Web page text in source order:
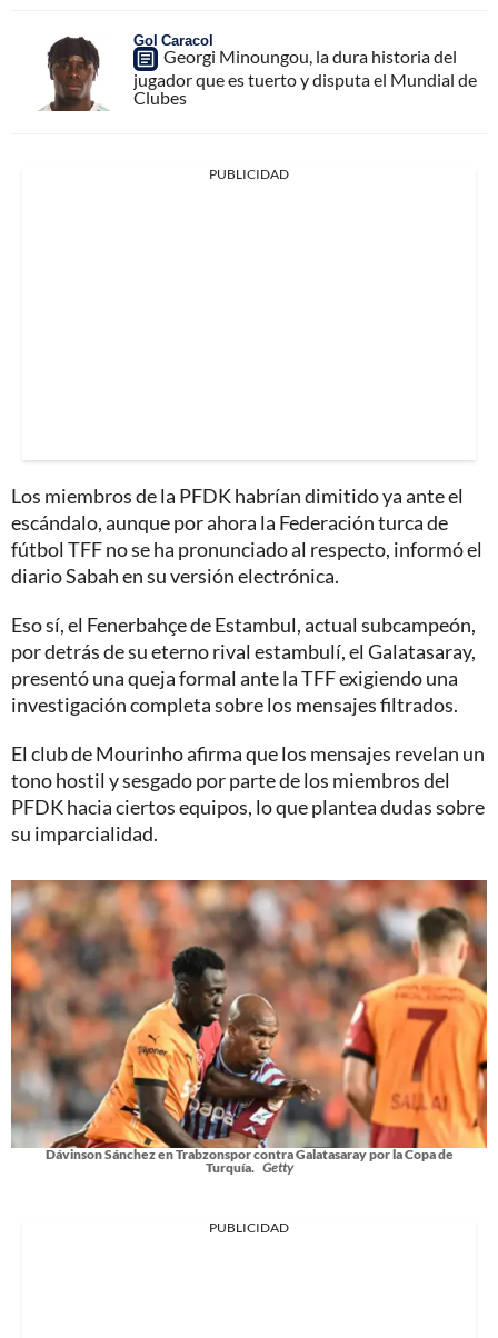
Gol Caracol
Georgi Minoungou, la dura historia del
jugador que es tuerto y disputa el Mundial de
Clubes
PUBLICIDAD
Los miembros de la PFDK habrían dimitido ya ante el
escándalo, aunque por ahora la Federación turca de
fútbol TFF no se ha pronunciado al respecto, informó el
diario Sabah en su versión electrónica.
Eso sí, el Fenerbahçe de Estambul, actual subcampeón,
por detrás de su eterno rival estambulí, el Galatasaray,
presentó una queja formal ante la TFF exigiendo una
investigación completa sobre los mensajes filtrados.
El club de Mourinho afirma que los mensajes revelan un
tono hostil y sesgado por parte de los miembros del
PFDK hacia ciertos equipos, lo que plantea dudas sobre
su imparcialidad.
Dávinson Sánchez en Trabzonspor contra Galatasaray por la Copa de
Turquía. Getty
PUBLICIDAD